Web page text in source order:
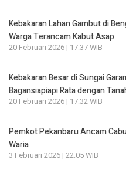
Kebakaran Lahan Gambut di
Warga Terancam Kabut Asap
20 Februari 2026 | 17:37 WIB
Kebakaran Besar di Sungai
Bagansiapiapi Rata dengan
20 Februari 2026 | 17:32 WIB
Pemkot Pekanbaru Ancam
Waria
3 Februari 2026 | 22:05 WIB